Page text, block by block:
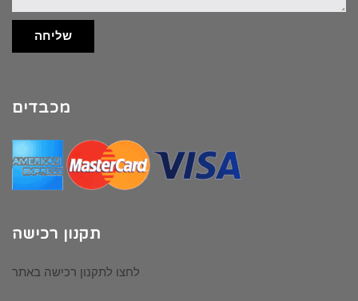
שליחה
מכבדים
תקנון רכישה
לחצו לתקנון רכישה באתר